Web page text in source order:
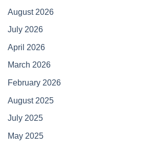
August 2026
July 2026
April 2026
March 2026
February 2026
August 2025
July 2025
May 2025